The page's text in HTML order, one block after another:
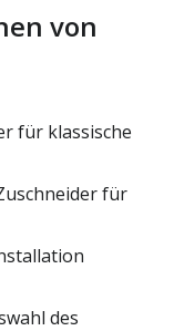
von
für klassische
für
des